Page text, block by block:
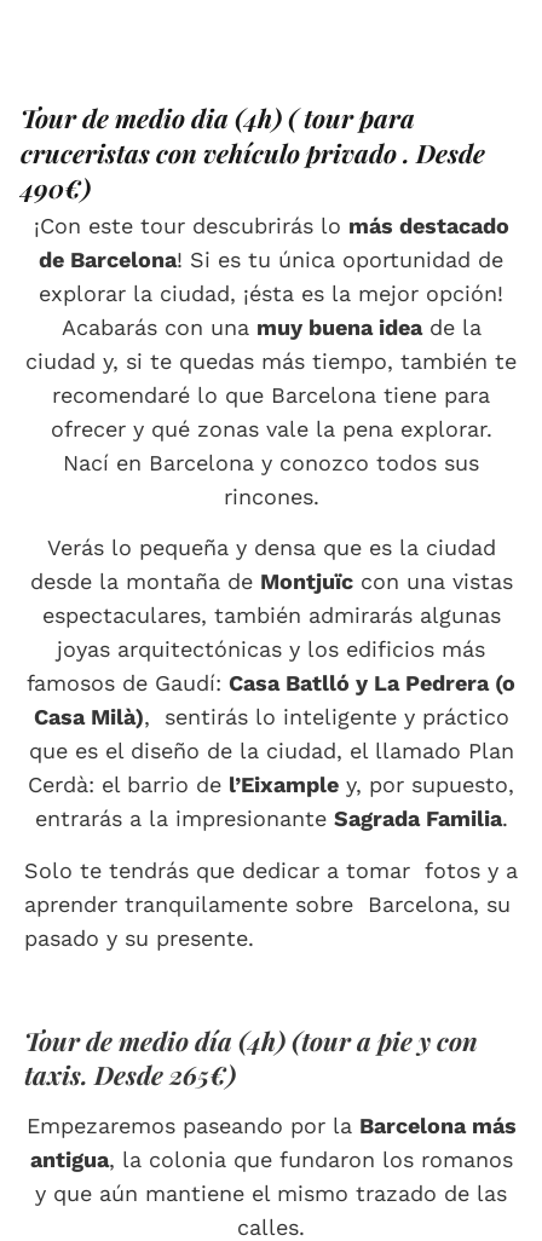
Tour de medio dia (4h) ( tour para
cruceristas con vehículo privado . Desde
490€)
¡Con este tour descubrirás lo más destacado
de Barcelona! Si es tu única oportunidad de
explorar la ciudad, ¡ésta es la mejor opción!
Acabarás con una muy buena ideade la
ciudad y, si te quedas más tiempo, también te
recomendaré lo que Barcelona tiene para
ofrecer y qué zonas vale la pena explorar.
Nací en Barcelona y conozco todos sus
rincones.
Verás lo pequeña y densa que es la ciudad
desde la montaña de Montjuïccon una vistas
espectaculares, también admirarás algunas
joyas arquitectónicas y los edificios más
famosos de Gaudí: Casa Batlló y La Pedrera (o
Casa Milà), sentirás lo inteligente y práctico
que es el diseño de la ciudad, el llamado Plan
Cerdà: el barrio de l’Eixample y, por supuesto,
entrarás a la impresionante Sagrada Familia.
Solo te tendrás que dedicar a tomar fotos y a
aprender tranquilamente sobre Barcelona, su
pasado y su presente.
Tour de medio día (4h) (tour a pie y con
taxis. Desde 265€)
Empezaremos paseando por la Barcelona más
antigua, la colonia que fundaron los romanos
y que aún mantiene el mismo trazado de las
calles.